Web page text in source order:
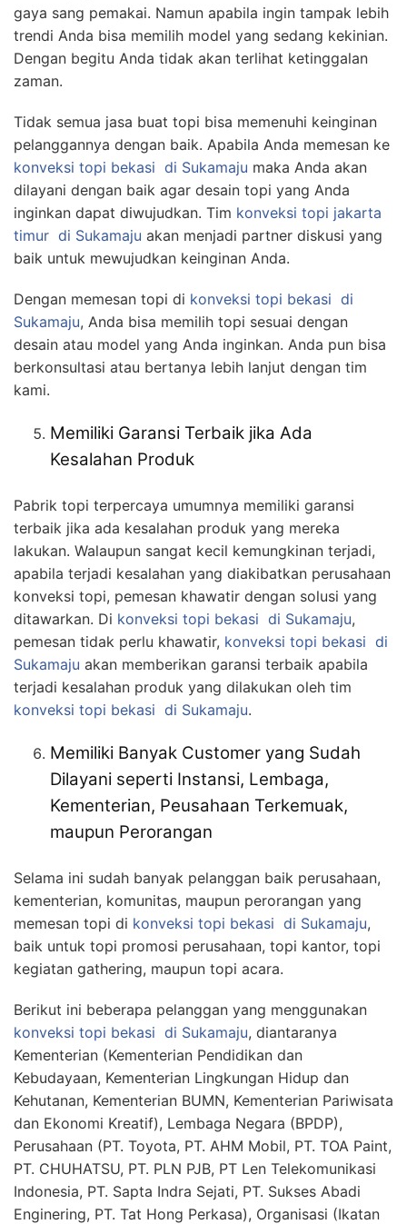
gaya sang pemakai. Namun apabila ingin tampak lebih
trendi Anda bisa memilih model yang sedang kekinian.
Dengan begitu Anda tidak akan terlihat ketinggalan
zaman.
Tidak semua jasa buat topi bisa memenuhi keinginan
pelanggannya dengan baik. Apabila Anda memesan ke
konveksi topi bekasi di Sukamaju maka Anda akan
dilayani dengan baik agar desain topi yang Anda
inginkan dapat diwujudkan. Tim konveksi topi jakarta
timur di Sukamaju akan menjadi partner diskusi yang
baik untuk mewujudkan keinginan Anda.
Dengan memesan topi di konveksi topi bekasi di
Sukamaju, Anda bisa memilih topi sesuai dengan
desain atau model yang Anda inginkan. Anda pun bisa
berkonsultasi atau bertanya lebih lanjut dengan tim
kami.
Memiliki Garansi Terbaik jika Ada
Kesalahan Produk
Pabrik topi terpercaya umumnya memiliki garansi
terbaik jika ada kesalahan produk yang mereka
lakukan. Walaupun sangat kecil kemungkinan terjadi,
apabila terjadi kesalahan yang diakibatkan perusahaan
konveksi topi, pemesan khawatir dengan solusi yang
ditawarkan. Di konveksi topi bekasi di Sukamaju,
pemesan tidak perlu khawatir, konveksi topi bekasi di
Sukamaju akan memberikan garansi terbaik apabila
terjadi kesalahan produk yang dilakukan oleh tim
konveksi topi bekasi di Sukamaju.
Memiliki Banyak Customer yang Sudah
Dilayani seperti Instansi, Lembaga,
Kementerian, Peusahaan Terkemuak,
maupun Perorangan
Selama ini sudah banyak pelanggan baik perusahaan,
kementerian, komunitas, maupun perorangan yang
memesan topi di konveksi topi bekasi di Sukamaju,
baik untuk topi promosi perusahaan, topi kantor, topi
kegiatan gathering, maupun topi acara.
Berikut ini beberapa pelanggan yang menggunakan
konveksi topi bekasi di Sukamaju, diantaranya
Kementerian (Kementerian Pendidikan dan
Kebudayaan, Kementerian Lingkungan Hidup dan
Kehutanan, Kementerian BUMN, Kementerian Pariwisata
dan Ekonomi Kreatif), Lembaga Negara (BPDP),
Perusahaan (PT. Toyota, PT. AHM Mobil, PT. TOA Paint,
PT. CHUHATSU, PT. PLN PJB, PT Len Telekomunikasi
Indonesia, PT. Sapta Indra Sejati, PT. Sukses Abadi
Enginering, PT. Tat Hong Perkasa), Organisasi (Ikatan